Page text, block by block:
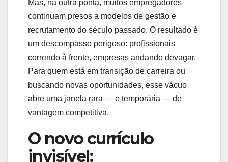
Mas, na outra ponta, muitos empregadores
continuam presos a modelos de gestão e
recrutamento do século passado. O resultado é
um descompasso perigoso: profissionais
correndo à frente, empresas andando devagar.
Para quem está em transição de carreira ou
buscando novas oportunidades, esse vácuo
abre uma janela rara — e temporária — de
vantagem competitiva.
O novo currículo
invisível: